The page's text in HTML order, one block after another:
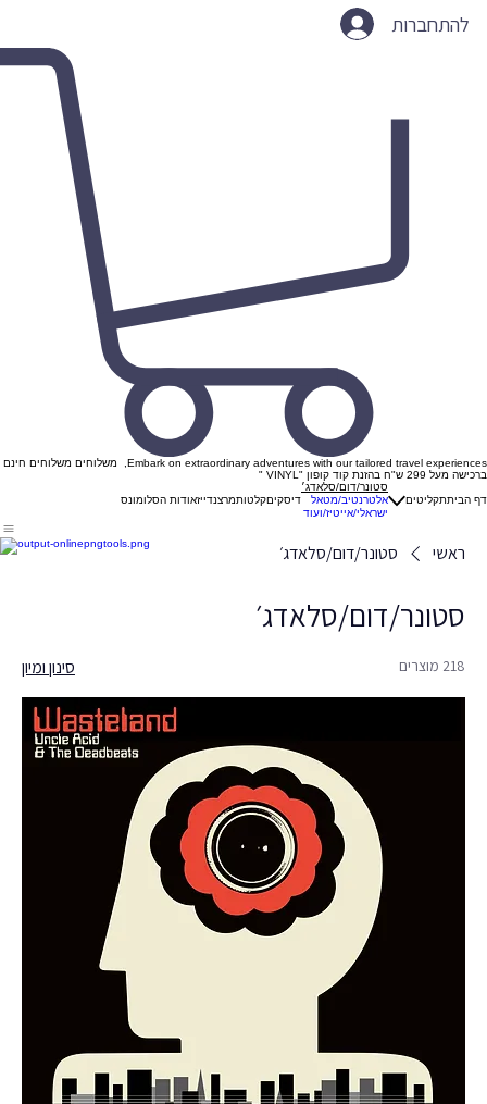
להתחברות
Embark on extraordinary adventures with our tailored travel experiences, משלוחים משלוחים חינם
ברכישה מעל 299 ש"ח בהזנת קוד קופון "VINYL "
דף הביתתקליטים
סטונר/דום/סלאדג׳
אלטרנטיב/מטאל
ישראלי/אייטיז/ועוד
דיסקיםקלטותמרצנדייזאודות הסלומונס
ראשי סטונר/דום/סלאדג׳
סטונר/דום/סלאדג׳
218 מוצרים סינון ומיון